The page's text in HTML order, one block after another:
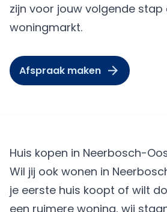
zijn voor jouw volgende stap
woningmarkt.
Afspraak maken
Huis kopen in Neerbosch-
Wil jij ook wonen in
je eerste huis koopt of wilt
een ruimere woning, wij